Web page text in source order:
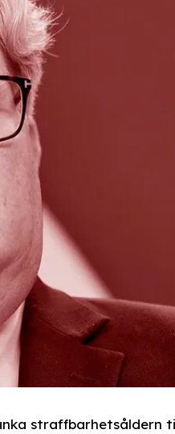
straffbarhetsåldern